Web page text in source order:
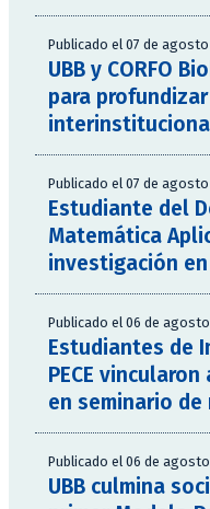
Publicado el 07 de
UBB y CORFO
para
Publicado el 07 de
Estudiante del
Matemática
investigación en
Publicado el 06 de
Estudiantes de
PECE
en seminario
Publicado el 06 de
UBB culmina